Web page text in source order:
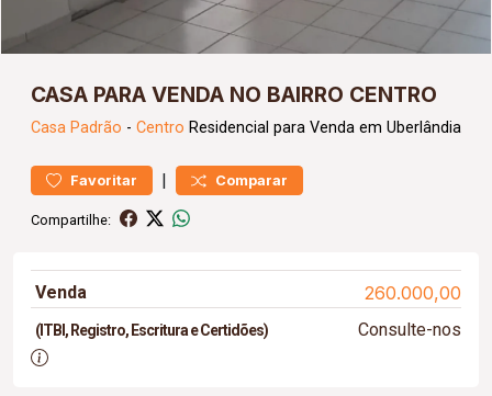
CASA PARA VENDA NO BAIRRO CENTRO
Casa Padrão - Centro Residencial para Venda em Uberlândia
Favoritar | Comparar
Compartilhe:
Venda 260.000,00
(ITBI, Registro, Escritura e Certidões) Consulte-nos